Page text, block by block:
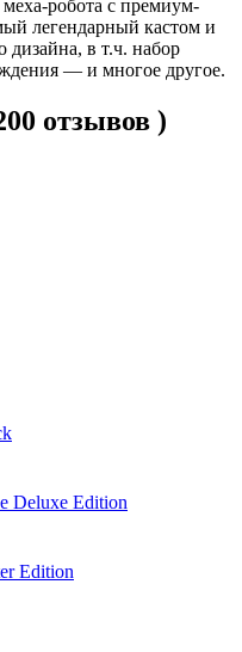
робота с премиум-
легендарный кастом и
дизайна, в т.ч. набор
— и многое другое.
отзывов )
Deluxe Edition
Edition